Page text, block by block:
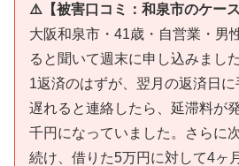
⚠️【被害口コミ：和泉市のケース
大阪和泉市・41歳・自営業・男
ると聞いて週末に申し込みまし
1返済のはずが、翌月の返済日に
遅れると連絡したら、延滞料が
千円になっていました。さらに
続け、借りた5万円に対して4ヶ